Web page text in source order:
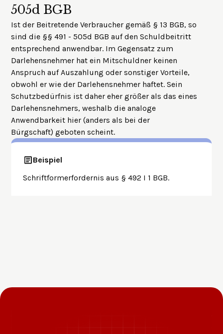
505d BGB
Ist der Beitretende Verbraucher gemäß § 13 BGB, so
sind die §§ 491 - 505d BGB auf den Schuldbeitritt
entsprechend anwendbar. Im Gegensatz zum
Darlehensnehmer hat ein Mitschuldner keinen
Anspruch auf Auszahlung oder sonstiger Vorteile,
obwohl er wie der Darlehensnehmer haftet. Sein
Schutzbedürfnis ist daher eher größer als das eines
Darlehensnehmers, weshalb die analoge
Anwendbarkeit hier (anders als bei der
Bürgschaft) geboten scheint.
Beispiel
Schriftformerfordernis aus § 492 I 1 BGB.